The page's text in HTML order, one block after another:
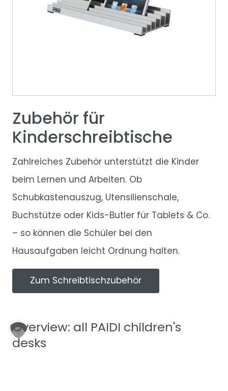
Zubehör für
Kinderschreibtische
Zahlreiches Zubehör unterstützt die Kinder
beim Lernen und Arbeiten. Ob
Schubkastenauszug, Utensilienschale,
Buchstütze oder Kids-Butler für Tablets & Co.
– so können die Schüler bei den
Hausaufgaben leicht Ordnung halten.
Zum Schreibtischzubehör
Overview: all PAIDI children's
desks